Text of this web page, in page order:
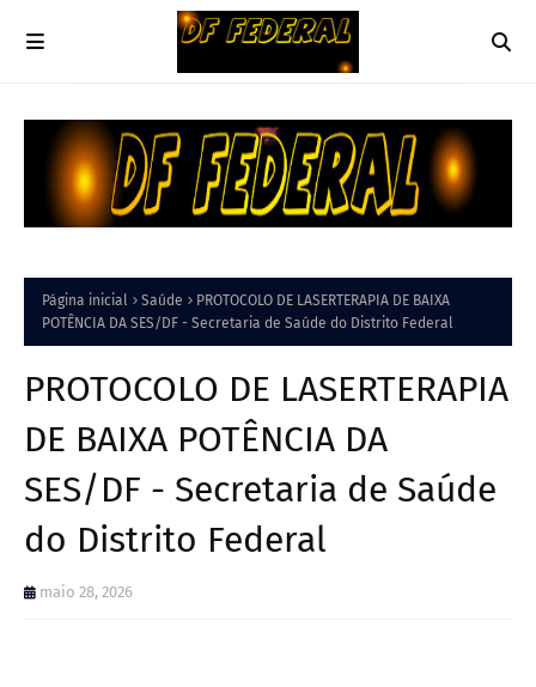
Página inicial Saúde
PROTOCOLO DE LASERTERAPIA DE BAIXA
POTÊNCIA DA SES/DF - Secretaria de Saúde do Distrito Federal
PROTOCOLO DE LASERTERAPIA
DE BAIXA POTÊNCIA DA
SES/DF - Secretaria de Saúde
do Distrito Federal
maio 28, 2026